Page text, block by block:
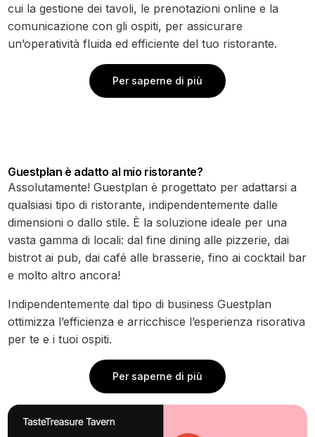
cui la gestione dei tavoli, le prenotazioni online e la
comunicazione con gli ospiti, per assicurare
un’operatività fluida ed efficiente del tuo ristorante.
Per saperne di più
Guestplan è adatto al mio ristorante?
Assolutamente! Guestplan è progettato per adattarsi a
qualsiasi tipo di ristorante, indipendentemente dalle
dimensioni o dallo stile. È la soluzione ideale per una
vasta gamma di locali: dal fine dining alle pizzerie, dai
bistrot ai pub, dai café alle brasserie, fino ai cocktail bar
e molto altro ancora!
Indipendentemente dal tipo di business Guestplan
ottimizza l’efficienza e arricchisce l’esperienza risorativa
per te e i tuoi ospiti.
Per saperne di più